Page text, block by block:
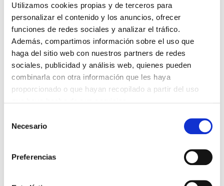
Utilizamos cookies propias y de terceros para
personalizar el contenido y los anuncios, ofrecer
funciones de redes sociales y analizar el tráfico.
Además, compartimos información sobre el uso que
haga del sitio web con nuestros partners de redes
sociales, publicidad y análisis web, quienes pueden
combinarla con otra información que les haya
proporcionado o que hayan recopilado a partir del uso
Necesario
Preferencias
DESTACADAS
LABOR DE LOS TUTORES DE RESIDENTES
06/08/2026
LA ALIANZA MÉDICA POR LA SALUD PLANETARIA SE ADHIERE
AL PACTO DE ESTADO FRENTE A LA EMERGENCIA CLIMÁTICA
03/08/2026
PREMIOS DE LA REAL ACADEMIA DE MEDICINA DE GALICIA
CARTA DEL PRESIDENTE DE MUTUAL MÉDICA SOBRE LA
REFORMA DE LAS MUTUALIDADES ALTERNATIVAS Y LA
EL COLEGIO MÉDICO DE OURENSE CONVOCA EL I CERTAMEN